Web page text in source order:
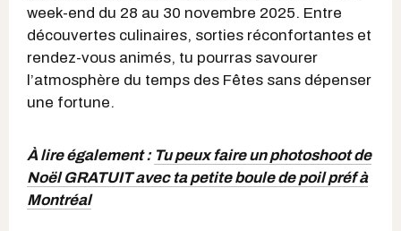
week-end du 28 au 30 novembre 2025. Entre
découvertes culinaires, sorties réconfortantes et
rendez-vous animés, tu pourras savourer
l’atmosphère du temps des Fêtes sans dépenser
une fortune.
À lire également : Tu peux faire un photoshoot de
Noël GRATUIT avec ta petite boule de poil préf à
Montréal